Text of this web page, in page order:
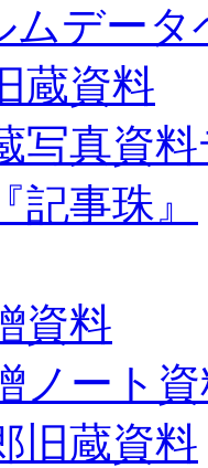
ムデータ
蔵資料
写真資
記事珠』
資料
ノート
旧蔵資料